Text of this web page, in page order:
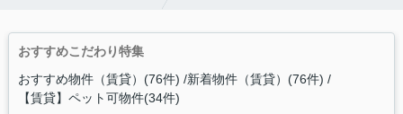
おすすめこだわり特集
おすすめ物件（賃貸）(76件) 新着物件（賃貸）(76件)
【賃貸】ペット可物件(34件)